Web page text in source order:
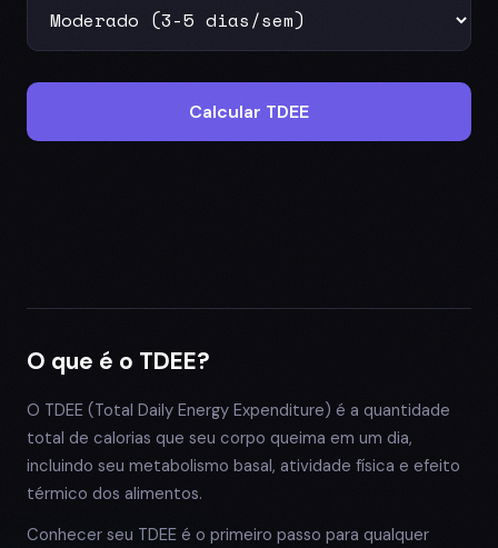
Calcular TDEE
O que é o TDEE?
O TDEE (Total Daily Energy Expenditure) é a quantidade
total de calorias que seu corpo queima em um dia,
incluindo seu metabolismo basal, atividade física e efeito
térmico dos alimentos.
Conhecer seu TDEE é o primeiro passo para qualquer